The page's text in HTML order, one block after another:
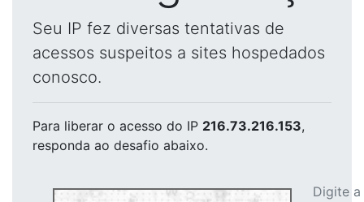
Seu IP fez diversas tentativas de
acessos suspeitos a sites hospedados
conosco.
Para liberar o acesso do IP 216.73.216.153,
responda ao desafio abaixo.
Digite